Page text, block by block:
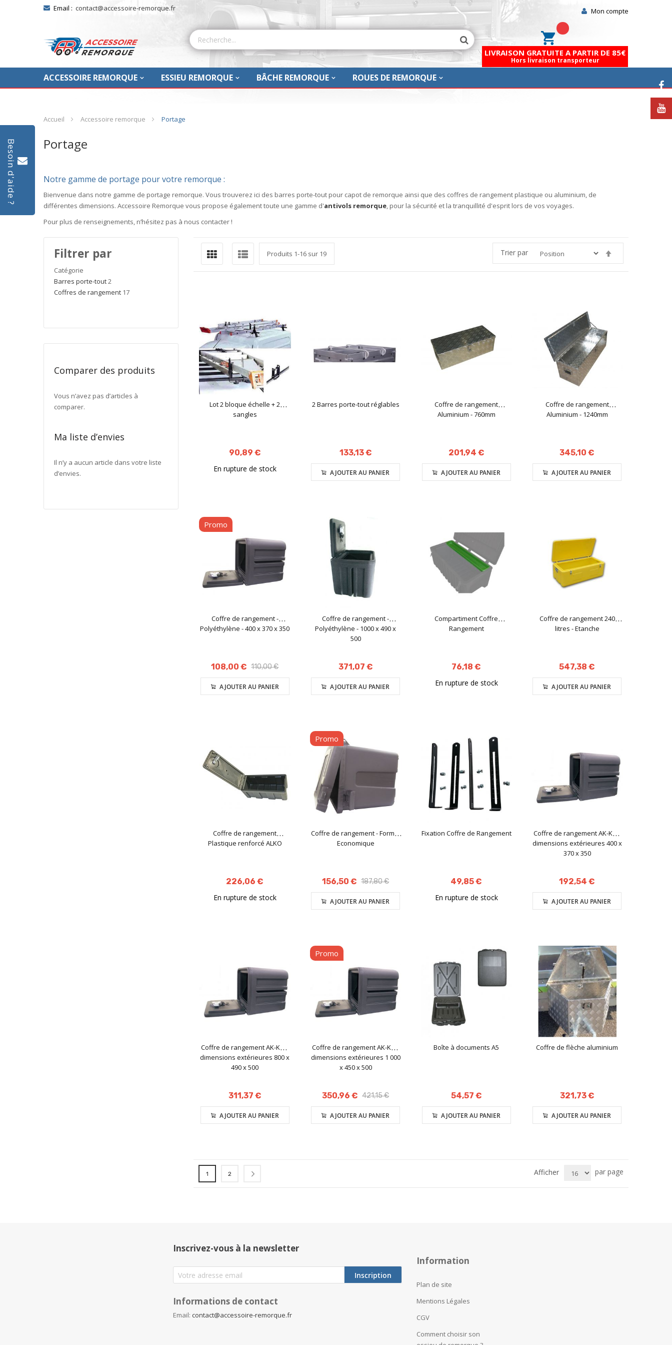
Besoin d'aide ?
Email : contact@accessoire-remorque.fr Mon compte
Mon panier
LIVRAISON GRATUITE A PARTIR DE 85€
Hors livraison transporteur
ACCESSOIRE REMORQUE ESSIEU REMORQUE BÂCHE REMORQUE ROUES DE REMORQUE
Accueil Accessoire remorque Portage
Portage
Notre gamme de portage pour votre remorque :
Bienvenue dans notre gamme de portage remorque. Vous trouverez ici des barres porte-tout pour capot de remorque ainsi que des coffres de rangement plastique ou aluminium, de
différentes dimensions. Accessoire Remorque vous propose également toute une gamme d'antivols remorque, pour la sécurité et la tranquillité d'esprit lors de vos voyages.
Pour plus de renseignements, n’hésitez pas à nous contacter !
Filtrer par
Catégorie
Barres porte-tout2
Coffres de rangement 17
Comparer des produits
Vous n’avez pas d’articles à
comparer.
Ma liste d’envies
Il n’y a aucun article dans votre liste
d’envies.
GrilleListe
Produits 1-16 sur 19 Trier par
ordre
Lot 2 bloque échelle + 2
sangles
90,89 €
En rupture de stock
2 Barres porte-tout réglables
133,13 €
AJOUTER AU PANIER
Coffre de rangement
Aluminium - 760mm
201,94 €
AJOUTER AU PANIER
Coffre de rangement
Aluminium - 1240mm
345,10 €
AJOUTER AU PANIER
Promo
Coffre de rangement -
Polyéthylène - 400 x 370 x 350
108,00 € 110,00 €
AJOUTER AU PANIER
Coffre de rangement -
Polyéthylène - 1000 x 490 x
500
371,07 €
AJOUTER AU PANIER
Compartiment Coffre
Rangement
76,18 €
En rupture de stock
Coffre de rangement 240
litres - Etanche
547,38 €
AJOUTER AU PANIER
Coffre de rangement
Plastique renforcé ALKO
226,06 €
En rupture de stock
Promo
Coffre de rangement - Format
Economique
156,50 € 187,80 €
AJOUTER AU PANIER
Fixation Coffre de Rangement
49,85 €
En rupture de stock
Coffre de rangement AK-KO -
dimensions extérieures 400 x
370 x 350
192,54 €
AJOUTER AU PANIER
Coffre de rangement AK-KO -
dimensions extérieures 800 x
490 x 500
311,37 €
AJOUTER AU PANIER
Promo
Coffre de rangement AK-KO -
dimensions extérieures 1 000
x 450 x 500
350,96 € 421,15 €
AJOUTER AU PANIER
Boîte à documents A5
54,57 €
AJOUTER AU PANIER
Coffre de flèche aluminium
321,73 €
AJOUTER AU PANIER
Page
1 2 Afficher par page
Inscrivez-vous à la newsletter
Inscription
Informations de contact
Email: contact@accessoire-remorque.fr
Information
Plan de site
Mentions Légales
CGV
Comment choisir son